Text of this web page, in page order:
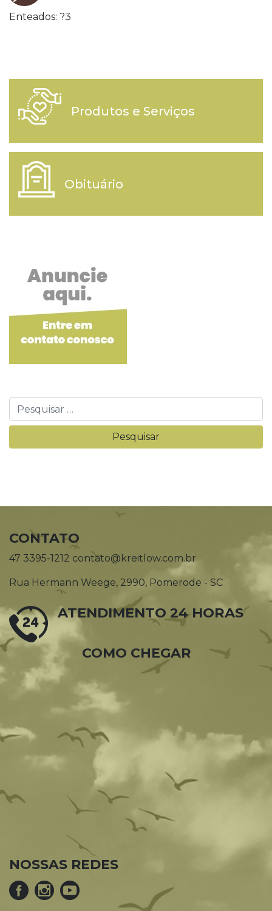
Enteados: ?3
Produtos e Serviços
Obituário
CONTATO
47 3395-1212 contato@kreitlow.com.br
Rua Hermann Weege, 2990, Pomerode - SC
ATENDIMENTO 24 HORAS
COMO CHEGAR
NOSSAS REDES